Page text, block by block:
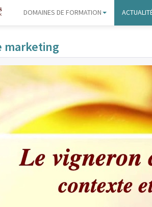
DOMAINES DE FORMATION
marketing